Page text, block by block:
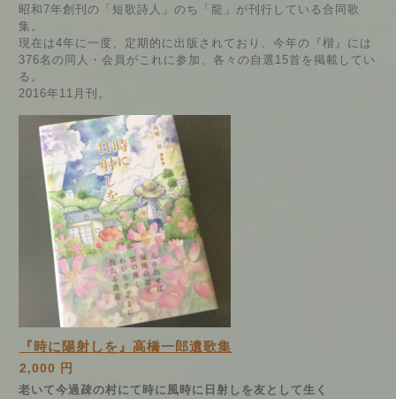
昭和7年創刊の「短歌詩人」のち「龍」が刊行している合同歌
集。
現在は4年に一度、定期的に出版されており、今年の『楷』には
376名の同人・会員がこれに参加、各々の自選15首を掲載してい
る。
2016年11月刊。
『時に陽射しを』高橋一郎遺歌集
2,000 円
老いて今過疎の村にて時に風時に日射しを友として生く